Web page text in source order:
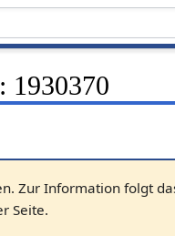
1930370
Zur Information folgt
Seite.